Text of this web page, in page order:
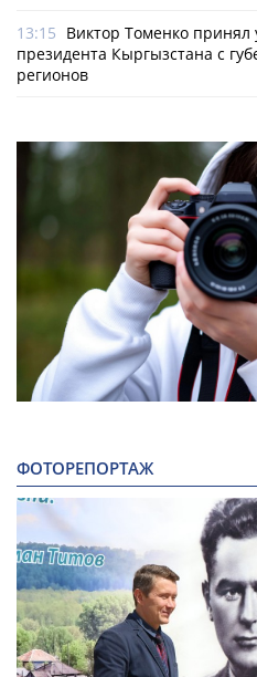
13:15 Виктор Томенко принял
президента Кыргызстана с
регионов
ФОТОРЕПОРТАЖ